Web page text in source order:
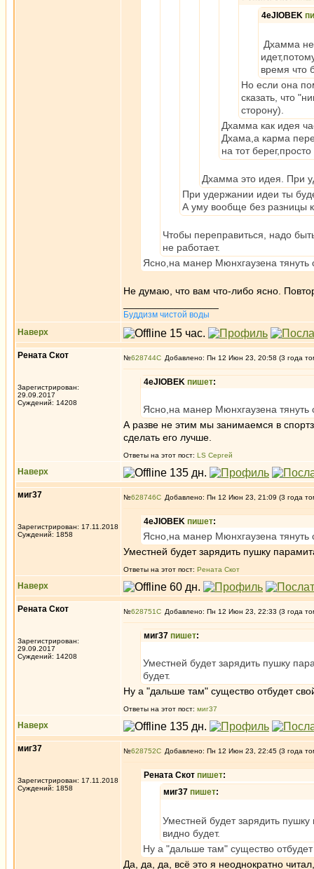
4eJIOBEK
Дхамма не
время что
Но если она
сказать, что
сторону).
Дхамма как идея
Дхама,а карма
на тот
Дхамма это идея. При
При удержании идеи ты
А уму вообще без разницы
Чтобы переправиться, надо
не работает.
Ясно,на манер Мюнхгаузена тянуть
Не думаю, что вам что-либо ясно.
Буддизм чистой воды
Наверх
Рената Скот
Зарегистрирован:
29.09.2017
Суждений: 14208
№628744 Добавлено: Пн 12 Июн 23, 20:58 (3 года
4eJIOBEK пишет:
Ясно,на манер Мюнхгаузена тянуть
А разве не этим мы занимаемся в
сделать его лучше.
Ответы на этот пост: LS Сергей
Наверх
миг37
Зарегистрирован: 17.11.2018
Суждений: 1858
№628746 Добавлено: Пн 12 Июн 23, 21:09 (3 года
4eJIOBEK пишет:
Ясно,на манер Мюнхгаузена тянуть
Уместней будет зарядить пушку
Ответы на этот пост: Рената Скот
Наверх
Рената Скот
Зарегистрирован:
29.09.2017
Суждений: 14208
№628751 Добавлено: Пн 12 Июн 23, 22:33 (3 года
миг37 пишет:
Уместней будет зарядить пушку
будет.
Ну а "дальше там" существо отбудет
Ответы на этот пост: миг37
Наверх
миг37
Зарегистрирован: 17.11.2018
Суждений: 1858
№628752 Добавлено: Пн 12 Июн 23, 22:45 (3 года
Рената Скот пишет:
миг37 пишет:
Уместней будет зарядить
видно будет.
Ну а "дальше там" существо
Да, да, да, всё это я неоднократно